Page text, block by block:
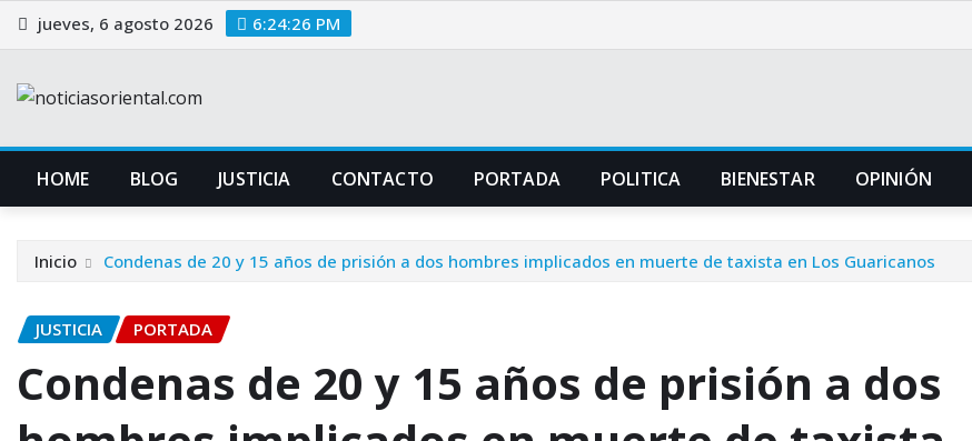
Saltar
al
jueves, 6 agosto 2026 6:24:27 PM
HOME BLOG JUSTICIA CONTACTO PORTADA POLITICA BIENESTAR OPINIÓN
Inicio Condenas de 20 y 15 años de prisión a dos hombres implicados en muerte de taxista en Los Guaricanos
JUSTICIA PORTADA
Condenas de 20 y 15 años de prisión a dos